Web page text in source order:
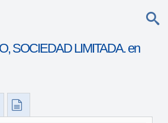
SOCIEDAD LIMITADA. en